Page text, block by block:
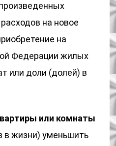
на новое
на
Федерации жилых
или доли (долей) в
или комнаты
в жизни) уменьшить